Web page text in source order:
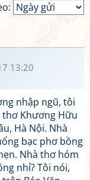
13:20
nhập ngũ, tôi
Khương Hữu
Hà Nội. Nhà
bạc phơ bồng
Nhà thơ hóm
nhỉ? Tôi nói,